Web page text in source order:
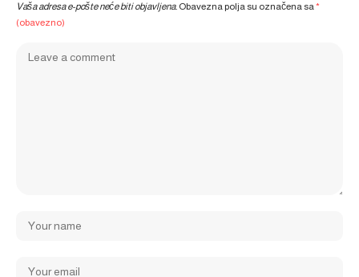
Vaša adresa e-pošte neće biti objavljena. Obavezna polja su označena sa*
(obavezno)